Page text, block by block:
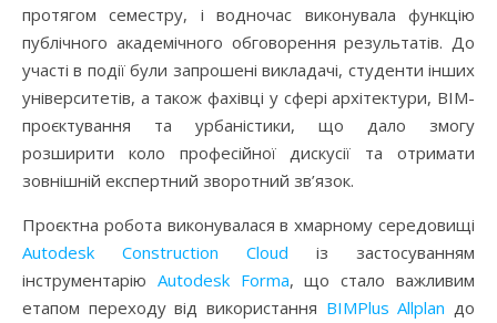
протягом семестру, і водночас виконувала функцію
публічного академічного обговорення результатів. До
участі в події були запрошені викладачі, студенти інших
університетів, а також фахівці у сфері архітектури, BIM-
проєктування та урбаністики, що дало змогу
розширити коло професійної дискусії та отримати
зовнішній експертний зворотний зв’язок.
Проєктна робота виконувалася в хмарному середовищі
Autodesk Construction Cloud із застосуванням
інструментарію Autodesk Formа, що стало важливим
етапом переходу від використання BIMPlus Allplan до